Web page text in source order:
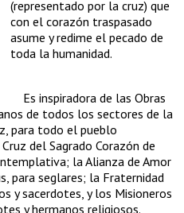
(representado por la cruz) que
con el corazón traspasado
asume y redime el pecado de
toda la humanidad.
Es inspiradora de las Obras
de todos los sectores de la
para todo el pueblo
del Sagrado Corazón de
la Alianza de Amor
para seglares; la Fraternidad
y sacerdotes, y los Misioneros
y hermanos religiosos.